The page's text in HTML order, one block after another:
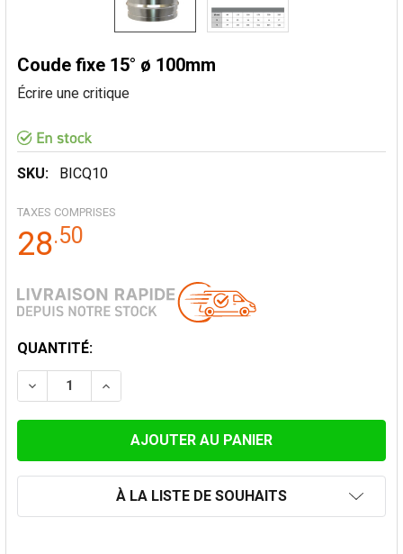
Coude fixe 15° ø 100mm
Écrire une critique
SKU: BICQ10
TAXES COMPRISES
28.50
STOCK
ACTUEL:
QUANTITÉ:
DIMINUER LA QUANTITÉ DE COUDE FIXE 15° Ø 100MM
AUGMENTER LA QUANTITÉ DE COUDE FIXE
À LA LISTE DE SOUHAITS